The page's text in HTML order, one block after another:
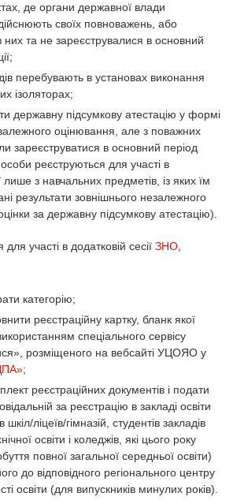
де органи державної влади
своїх повноважень, або
та не зареєструвалися в основний
перебувають в установах виконання
ізоляторах;
державну підсумкову атестацію у формі
оцінювання, але з поважних
зареєструватися в основний період
особи реєструються для участі в
лише з навчальних предметів, із яких їм
результати зовнішнього незалежного
за державну підсумкову атестацію).
участі в додатковій сесії ЗНО
категорію;
реєстраційну картку, бланк якої
спеціального сервісу
розміщеного на вебсайті УЦОЯО у
;
реєстраційних документів і подати
за реєстрацію в закладі освіти
шкіл/ліцеїв/гімназій, студентів закладів
освіти і коледжів, які цього року
повної загальної середньої освіти)
до відповідного регіонального центру
освіти (для випускників минулих років).